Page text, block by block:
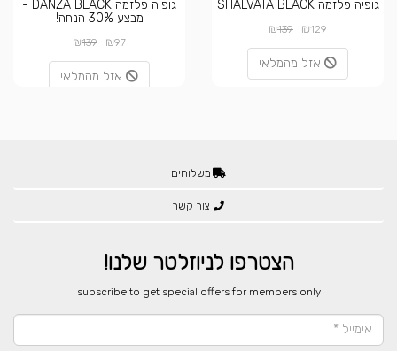
גופיה פלזמה SHALVATA BLACK
₪129
₪139
אזל מהמלאי
גופיה פלזמה DANZA BLACK -
מבצע 30% הנחה!
₪97
₪139
אזל מהמלאי
משלוחים
צור קשר
הצטרפו לניוזלטר שלנו!
​subscribe to get special offers for members only